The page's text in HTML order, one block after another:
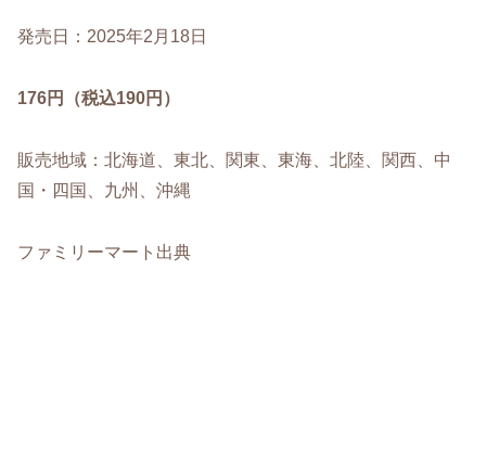
発売日：2025年2月18日
176円（税込190円）
販売地域：北海道、東北、関東、東海、北陸、関西、中
国・四国、九州、沖縄
ファミリーマート出典